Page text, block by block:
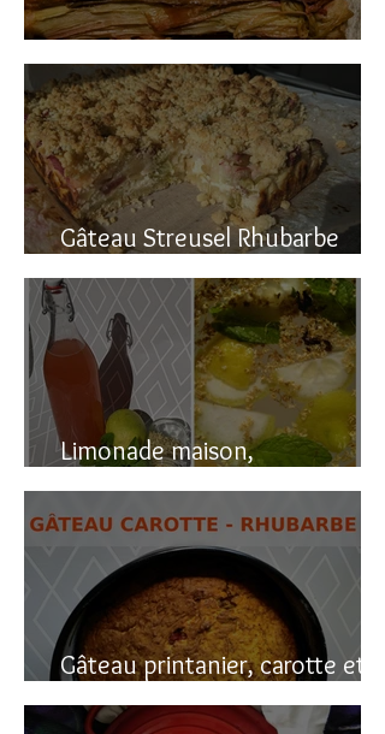
Gâteau renversé à la rhubarbe
Gâteau Streusel Rhubarbe
Pomme, facile et hyper bon!
Limonade maison,
naturellement pétillante!!!
Gâteau printanier, carotte et
rhubarbe